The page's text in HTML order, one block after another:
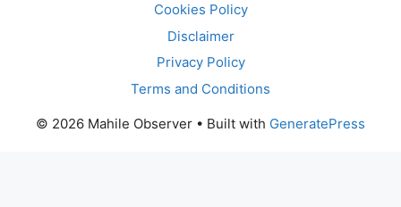
Cookies Policy
Disclaimer
Privacy Policy
Terms and Conditions
© 2026 Mahile Observer • Built with GeneratePress